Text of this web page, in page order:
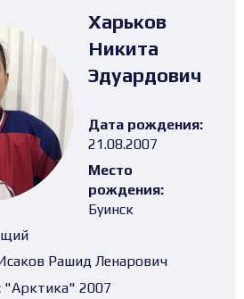
Харьков
Никита
Эдуардович
Дата рождения:
21.08.2007
Место
рождения:
Буинск
Рашид Ленарович
"Арктика" 2007